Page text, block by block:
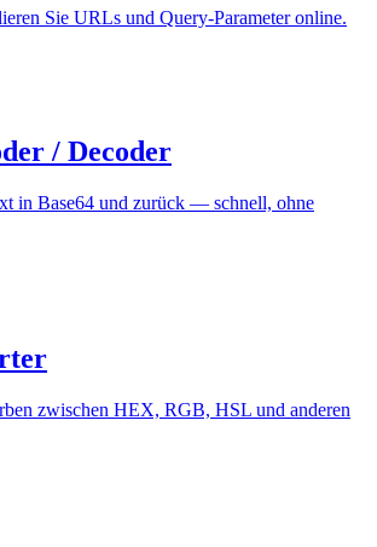
Sie URLs und Query-Parameter online.
/ Decoder
in Base64 und zurück — schnell, ohne
zwischen HEX, RGB, HSL und anderen